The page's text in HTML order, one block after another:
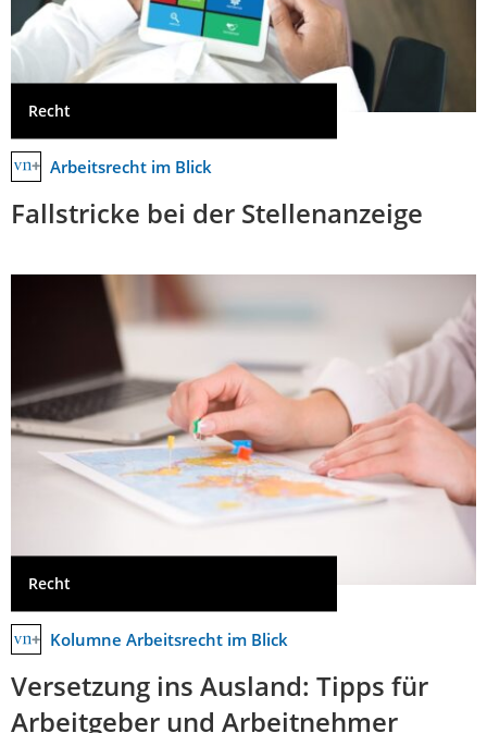
Recht
Arbeitsrecht im Blick
Fallstricke bei der Stellenanzeige
Recht
Kolumne Arbeitsrecht im Blick
Versetzung ins Ausland: Tipps für
Arbeitgeber und Arbeitnehmer